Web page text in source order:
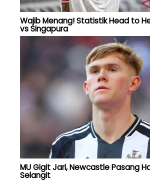
Wajib Menang! Statistik Head to
vs Singapura
MU Gigit Jari, Newcastle Pasang
Selangit